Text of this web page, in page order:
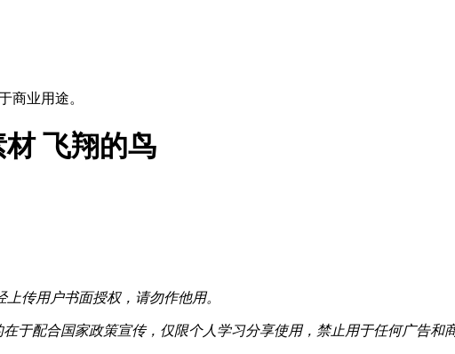
商业用途。
飞翔的鸟
传用户书面授权，请勿作他用。
于配合国家政策宣传，仅限个人学习分享使用，禁止用于任何广告和